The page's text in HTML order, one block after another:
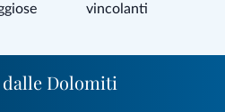
vincolanti
Dolomiti